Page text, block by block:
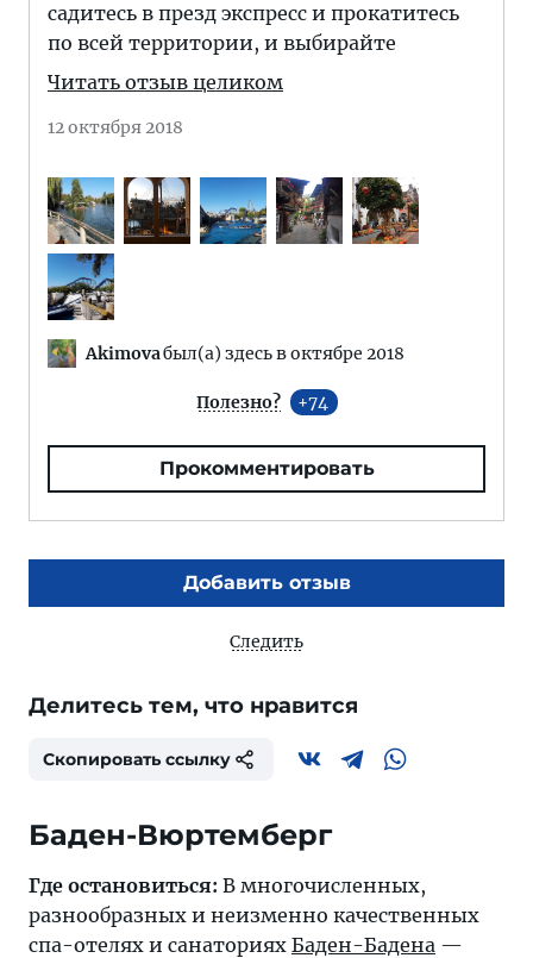
садитесь в презд экспресс и прокатитесь
по всей территории, и выбирайте
Читать отзыв целиком
12 октября 2018
Akimovaбыл(а) здесь в октябре 2018
Полезно? 74
Прокомментировать
Добавить отзыв
Следить
Делитесь тем, что нравится
Скопировать ссылку
Баден-Вюртемберг
Где остановиться: В многочисленных,
разнообразных и неизменно качественных
спа-отелях и санаториях Баден-Бадена —